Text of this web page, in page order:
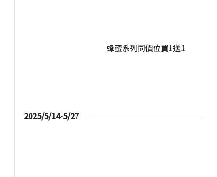
2025/5/14-5/27
蜂蜜系列同價位買1送1